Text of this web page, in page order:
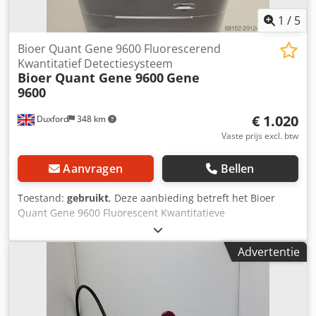
1 / 5
Duxford 348 km
Bioer Quant Gene 9600 Fluorescerend
Kwantitatief Detectiesysteem
Bioer Quant Gene 9600 Gene
9600
€ 1.020
Vaste prijs excl. btw
Aanvragen Bellen
Toestand: gebruikt, Deze aanbieding betreft het Bioer
Quant Gene 9600 Fluorescent Kwantitatieve
Detectiesysteem. Het apparaat verkeert in volledig
werkende staat en is direct inzetbaar. Bioer LineGene Plus
9600 FQD-96A – Fluorescent Kwantitatief Detectiesysteem
Belangrijkste specificaties Monstercapaciteit: 96-wells PCR-
platen van 0,2 mL, 12 × 8-strip tubes, of 96 × 0,2 mL enkele
buisjes (transparante bodem) Reactievolume: 5–100 µL
Advertentie